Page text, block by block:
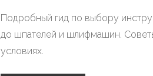
Подробный гид по выбору
до шпателей и шлифмашин.
условиях.